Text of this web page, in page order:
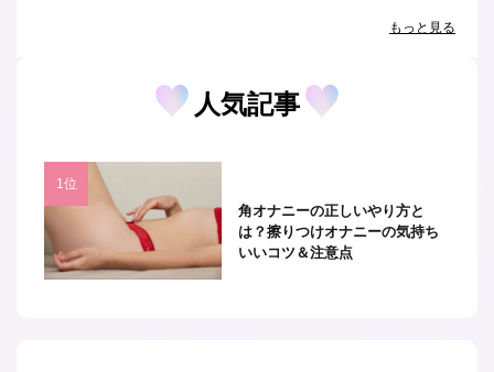
もっと見る
人気記事
角オナニーの正しいやり方と
は？擦りつけオナニーの気持ち
いいコツ＆注意点